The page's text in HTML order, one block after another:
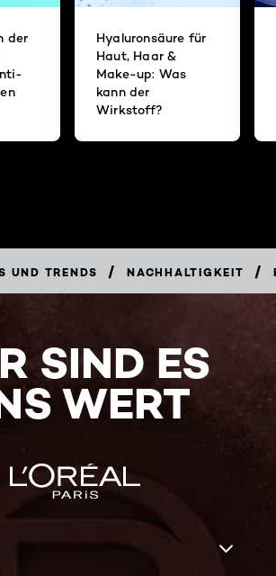
der
Hyaluronsäure für
Haut, Haar &
Make-up: Was
kann der
Wirkstoff?
UND TRENDS / NACHHALTIGKEIT /
SIND ES
WERT